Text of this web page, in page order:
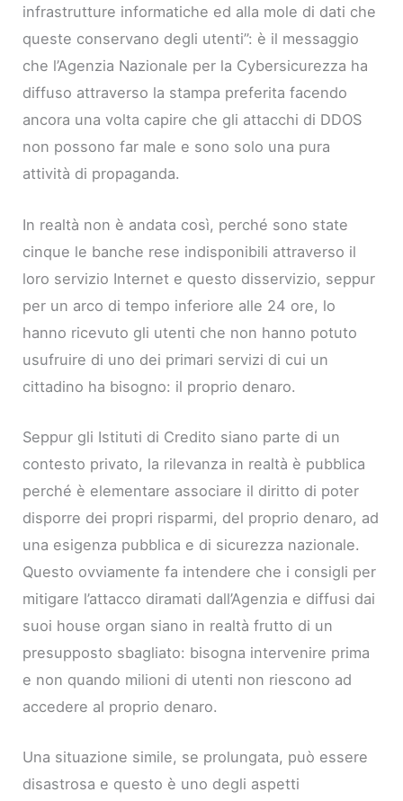
infrastrutture informatiche ed alla mole di dati che
queste conservano degli utenti”: è il messaggio
che l’Agenzia Nazionale per la Cybersicurezza ha
diffuso attraverso la stampa preferita facendo
ancora una volta capire che gli attacchi di DDOS
non possono far male e sono solo una pura
attività di propaganda.
In realtà non è andata così, perché sono state
cinque le banche rese indisponibili attraverso il
loro servizio Internet e questo disservizio, seppur
per un arco di tempo inferiore alle 24 ore, lo
hanno ricevuto gli utenti che non hanno potuto
usufruire di uno dei primari servizi di cui un
cittadino ha bisogno: il proprio denaro.
Seppur gli Istituti di Credito siano parte di un
contesto privato, la rilevanza in realtà è pubblica
perché è elementare associare il diritto di poter
disporre dei propri risparmi, del proprio denaro, ad
una esigenza pubblica e di sicurezza nazionale.
Questo ovviamente fa intendere che i consigli per
mitigare l’attacco diramati dall’Agenzia e diffusi dai
suoi house organ siano in realtà frutto di un
presupposto sbagliato: bisogna intervenire prima
e non quando milioni di utenti non riescono ad
accedere al proprio denaro.
Una situazione simile, se prolungata, può essere
disastrosa e questo è uno degli aspetti